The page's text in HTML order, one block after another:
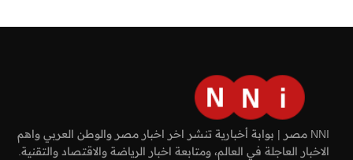
NNI مصر | بوابة أخبارية تنشر اخر اخبار مصر والوطن العربي واهم
الاخبار العاجلة في العالم، ومتابعة اخبار الرياضة والاقتصاد والتقنية.